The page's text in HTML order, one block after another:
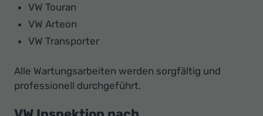
VW Touran
VW Arteon
VW Transporter
Alle Wartungsarbeiten werden sorgfältig und
professionell durchgeführt.